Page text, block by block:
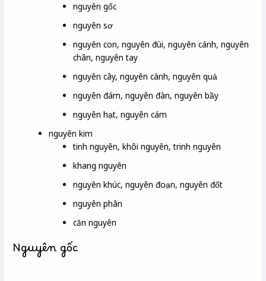
nguyên gốc
nguyên sơ
nguyên con, nguyên đùi, nguyên cánh, nguyên
chân, nguyên tay
nguyên cây, nguyên cành, nguyên quả
nguyên đám, nguyên đàn, nguyên bầy
nguyên hạt, nguyên cám
nguyên kim
tinh nguyên, khôi nguyên, trinh nguyên
khang nguyên
nguyên khúc, nguyên đoạn, nguyên đốt
nguyên phân
căn nguyên
Nguyên gốc